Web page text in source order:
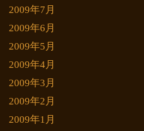
2009年7月
2009年6月
2009年5月
2009年4月
2009年3月
2009年2月
2009年1月